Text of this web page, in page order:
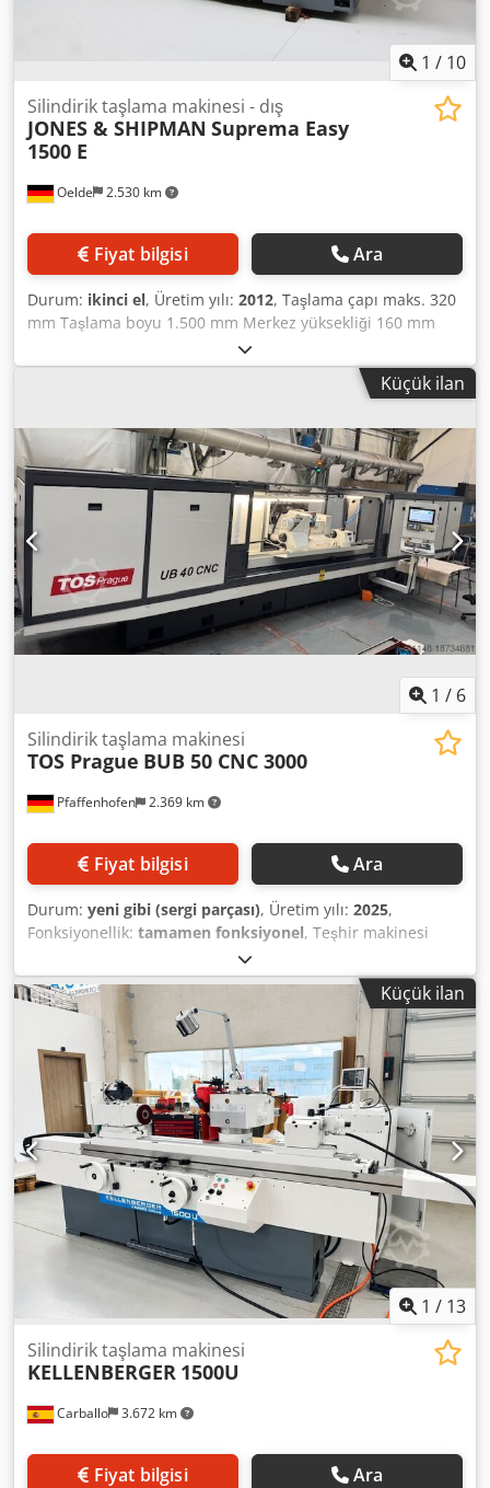
1 / 10
Oelde 2.530 km
Silindirik taşlama makinesi - dış
JONES & SHIPMAN Suprema Easy
1500 E
Fiyat bilgisi Ara
Durum: ikinci el, Üretim yılı: 2012, Taşlama çapı maks. 320
mm Taşlama boyu 1.500 mm Merkez yüksekliği 160 mm
Kontrol ünitesi Touch Jones & Shipman Maksimum punta
arası iş parçası ağırlığı 100 kg Z ekseni hareket mesafesi
1.645 mm İlerleme hızı m/dak Salınım +5 / -5 °
İlerleme hızı - 6 m/dak Taşlama mil motoru 7,5 kW Kesme
hızı 45 m/s Taşlama taşı Ø x genişlik x delik 450 x 50 x
203,2 mm Salınım aralığı -15 / +90 ° Devir aralığı 0 - 660
devir/dak Tork 27 Nm Kuyruk konik MK 3 Makine ağırlığı ca.
8,5 t Alan ihtiyacı ca. 5,5 x 2,5 x 2,0 m Silindirik Taşlama
Makinesi – Dış JONES & SHIPMAN - Suprema Easy 1500 E -
Yedek taşlama taşı flanşı - Çok taneli elmas (çevresel ve yan
düzeltme için, 10 mm, 1 karat) - Mikrometrik ayarlı karşı
punta (maks. ayar mesafesi +-0,05 mm) - Pnömatik pinol
geri çekme - İki çeneli punta yatağı (8-75 mm arası)
Küçük ilan
1 / 6
Pfaffenhofen 2.369 km
Silindirik taşlama makinesi
TOS Prague BUB 50 CNC 3000
Fiyat bilgisi Ara
Durum: yeni gibi (sergi parçası), Üretim yılı: 2025,
Fonksiyonellik: tamamen fonksiyonel, Teşhir makinesi
BUB 50/3000 CNC Kontrol ünitesi: Siemens One Dijital
eksen tahrikleri Kapsamlı kullanıcı yazılımı dahil X/Z ekseni
için elektronik el çarkı dahil Tepe yüksekliği: 400 mm Punta
mesafesi: 3000 mm Tepe arası maksimum iş parçası
ağırlığı: 500 kg Z ekseni boyuna hareket: 3250 mm X ekseni
pozisyonlama hassasiyeti: 0,001 mm İş mili bağlama: MK 5
Arka punta bağlama: MK 5 Tahrik gücü: - Taşlama mili: 11
kW - İş parçası mili: 2,5 kW - Toplam kurulu güç: 22 kW
Makine tam kapalı gövdeyle Emiş sistemi için hazırlık dahil
Ayrı ekran, temas kontrolü, otomatik balanslama ve
Gap/Crash Control dahil. 1 taşlama taşı: 508 x 80 x 203,2
mm Hemen teslim. İsteğe bağlı olarak çeşitli filtre üniteleri
mevcuttur. Dcodpfx Asv N D Hbshpsk
Küçük ilan
1 / 13
Carballo 3.672 km
Silindirik taşlama makinesi
KELLENBERGER 1500U
Fiyat bilgisi Ara